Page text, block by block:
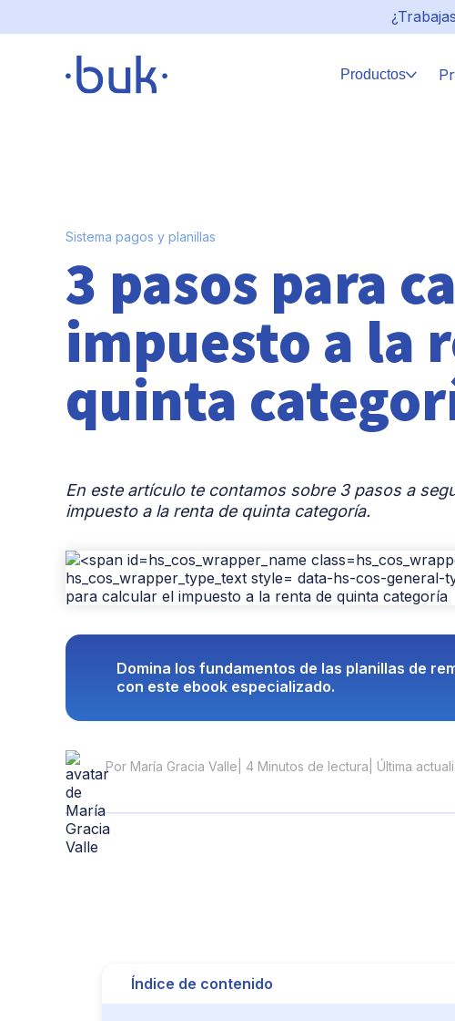
Productos
Sistema pagos y planillas
3 pasos para
impuesto a la
quinta
En este artículo te contamos sobre 3 pasos a
impuesto a la renta de quinta categoría.
Domina los fundamentos de las planillas de
con este ebook especializado.
Por María Gracia Valle | 4 Minutos de lectura | Última
Índice de contenido